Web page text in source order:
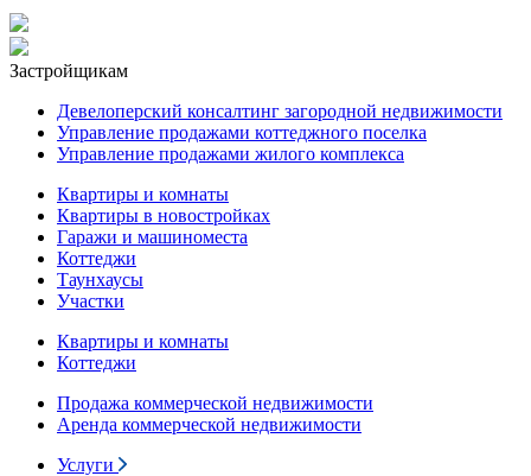
Застройщикам
Девелоперский консалтинг загородной недвижимости
Управление продажами коттеджного поселка
Управление продажами жилого комплекса
Квартиры и комнаты
Квартиры в новостройках
Гаражи и машиноместа
Коттеджи
Таунхаусы
Участки
Квартиры и комнаты
Коттеджи
Продажа коммерческой недвижимости
Аренда коммерческой недвижимости
Услуги